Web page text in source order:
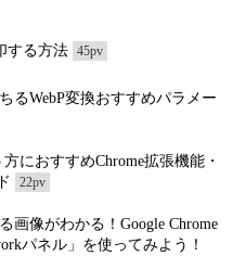
する方法 45pv
るWebP変換おすすめパラメー
におすすめChrome拡張機能・
22pv
画像がわかる！Google Chrome
パネル」を使ってみよう！